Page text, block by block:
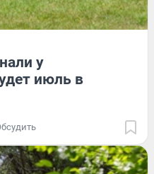
у
июль в